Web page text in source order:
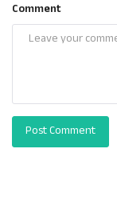
Comment
Post Comment